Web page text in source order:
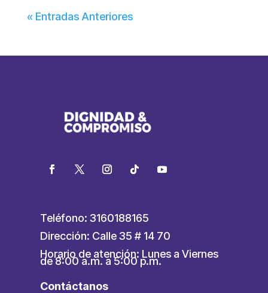
« Entradas Anteriores
Teléfono: 3160188165
Dirección: Calle 35 # 14 70
Horario de atención: Lunes a Viernes
de 8:00 a.m. a 5:00 p.m.
Contáctanos